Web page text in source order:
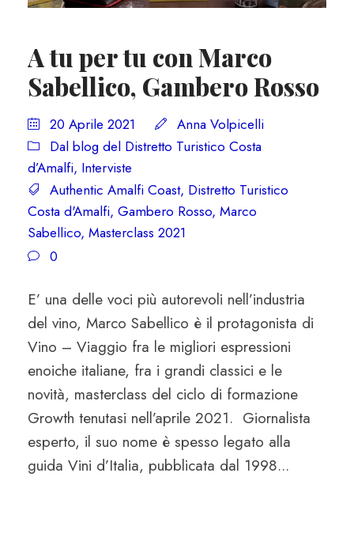
A tu per tu con Marco
Sabellico, Gambero Rosso
20 Aprile 2021
Anna Volpicelli
Dal blog del Distretto Turistico Costa
d’Amalfi, Interviste
Authentic Amalfi Coast, Distretto Turistico
Costa d'Amalfi, Gambero Rosso, Marco
Sabellico, Masterclass 2021
0
E’ una delle voci più autorevoli nell’industria
del vino, Marco Sabellico è il protagonista di
Vino – Viaggio fra le migliori espressioni
enoiche italiane, fra i grandi classici e le
novità, masterclass del ciclo di formazione
Growth tenutasi nell’aprile 2021. Giornalista
esperto, il suo nome è spesso legato alla
guida Vini d’Italia, pubblicata dal 1998...